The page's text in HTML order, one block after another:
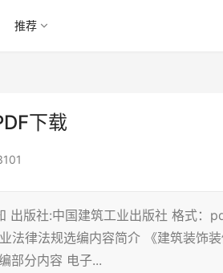
推荐
下载
出版社:中国建筑工业出版社 格式：
法律法规选编内容简介 《建筑装饰装
部分内容 电子...